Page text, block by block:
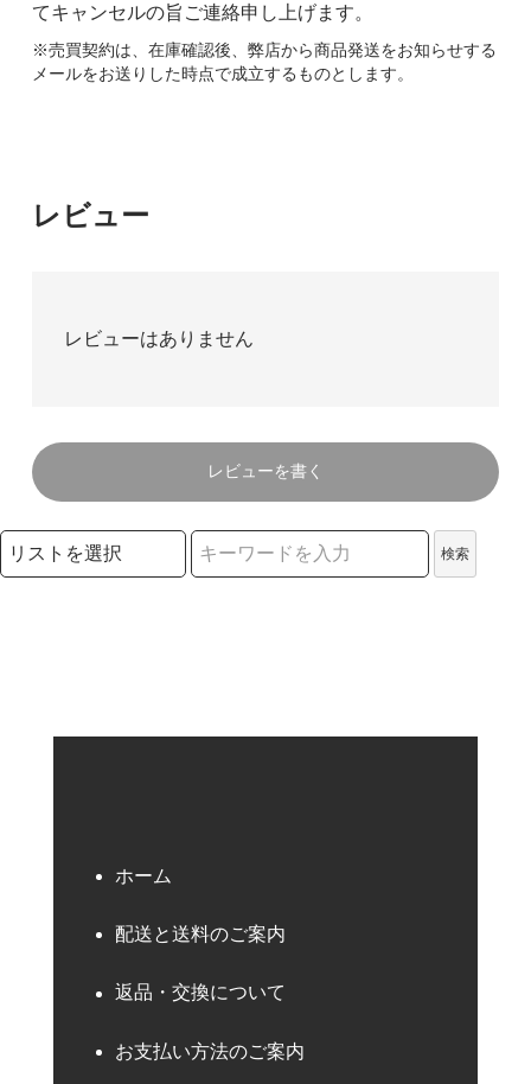
てキャンセルの旨ご連絡申し上げます。
※売買契約は、在庫確認後、弊店から商品発送をお知らせする
メールをお送りした時点で成立するものとします。
レビュー
レビューはありません
レビューを書く
検索リストの選択
検索
ホーム
配送と送料のご案内
返品・交換について
お支払い方法のご案内